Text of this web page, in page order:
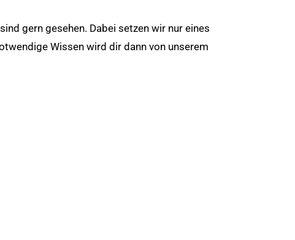
gern gesehen. Dabei setzen wir nur eines
Wissen wird dir dann von unserem